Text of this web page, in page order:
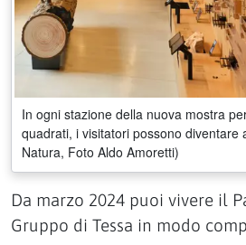
In ogni stazione della nuova mostra
quadrati, i visitatori possono diventare
Natura, Foto Aldo Amoretti)
Da marzo 2024 puoi vivere il
Gruppo di Tessa in modo